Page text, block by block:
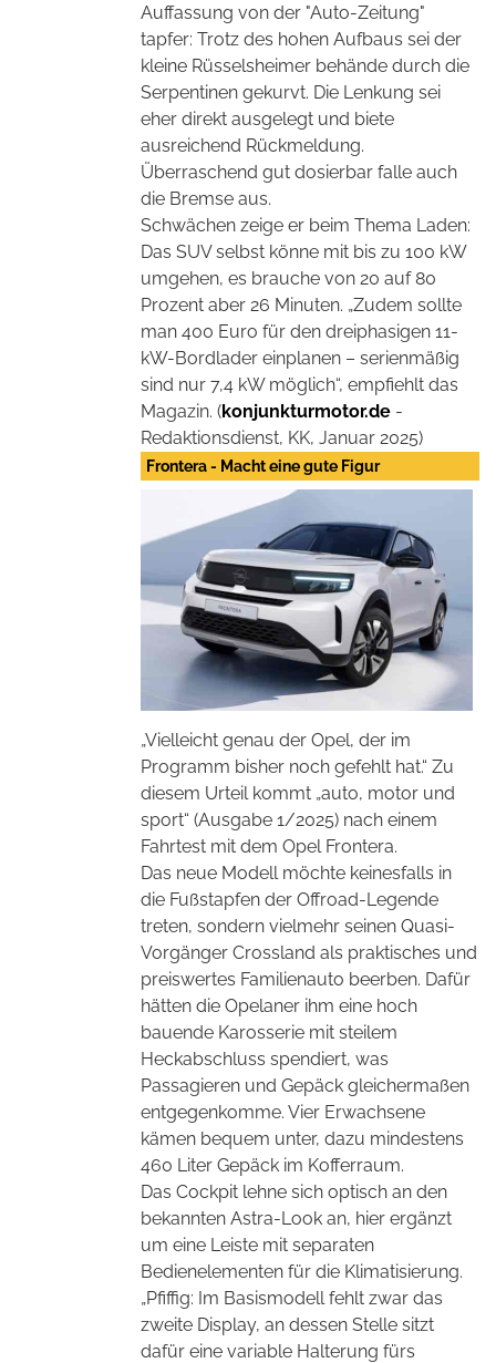
Auffassung von der "Auto-Zeitung"
tapfer: Trotz des hohen Aufbaus sei der
kleine Rüsselsheimer behände durch die
Serpentinen gekurvt. Die Lenkung sei
eher direkt ausgelegt und biete
ausreichend Rückmeldung.
Überraschend gut dosierbar falle auch
die Bremse aus.
Schwächen zeige er beim Thema Laden:
Das SUV selbst könne mit bis zu 100 kW
umgehen, es brauche von 20 auf 80
Prozent aber 26 Minuten. „Zudem sollte
man 400 Euro für den dreiphasigen 11-
kW-Bordlader einplanen – serienmäßig
sind nur 7,4 kW möglich“, empfiehlt das
Magazin. (konjunkturmotor.de -
Redaktionsdienst, KK, Januar 2025)
Frontera - Macht eine gute Figur
„Vielleicht genau der Opel, der im
Programm bisher noch gefehlt hat.“ Zu
diesem Urteil kommt „auto, motor und
sport“ (Ausgabe 1/2025) nach einem
Fahrtest mit dem Opel Frontera.
Das neue Modell möchte keinesfalls in
die Fußstapfen der Offroad-Legende
treten, sondern vielmehr seinen Quasi-
Vorgänger Crossland als praktisches und
preiswertes Familienauto beerben. Dafür
hätten die Opelaner ihm eine hoch
bauende Karosserie mit steilem
Heckabschluss spendiert, was
Passagieren und Gepäck gleichermaßen
entgegenkomme. Vier Erwachsene
kämen bequem unter, dazu mindestens
460 Liter Gepäck im Kofferraum.
Das Cockpit lehne sich optisch an den
bekannten Astra-Look an, hier ergänzt
um eine Leiste mit separaten
Bedienelementen für die Klimatisierung.
„Pfiffig: Im Basismodell fehlt zwar das
zweite Display, an dessen Stelle sitzt
dafür eine variable Halterung fürs